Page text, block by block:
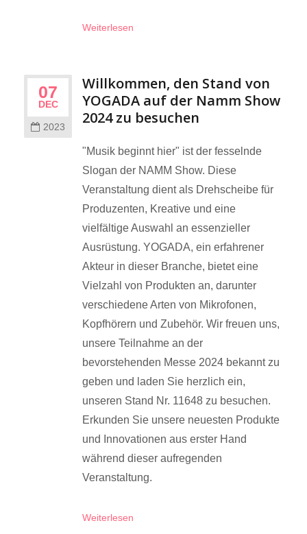
Weiterlesen
07
DEC
2023
Willkommen, den Stand von
YOGADA auf der Namm Show
2024 zu besuchen
"Musik beginnt hier" ist der fesselnde
Slogan der NAMM Show. Diese
Veranstaltung dient als Drehscheibe für
Produzenten, Kreative und eine
vielfältige Auswahl an essenzieller
Ausrüstung. YOGADA, ein erfahrener
Akteur in dieser Branche, bietet eine
Vielzahl von Produkten an, darunter
verschiedene Arten von Mikrofonen,
Kopfhörern und Zubehör. Wir freuen uns,
unsere Teilnahme an der
bevorstehenden Messe 2024 bekannt zu
geben und laden Sie herzlich ein,
unseren Stand Nr. 11648 zu besuchen.
Erkunden Sie unsere neuesten Produkte
und Innovationen aus erster Hand
während dieser aufregenden
Veranstaltung.
Weiterlesen